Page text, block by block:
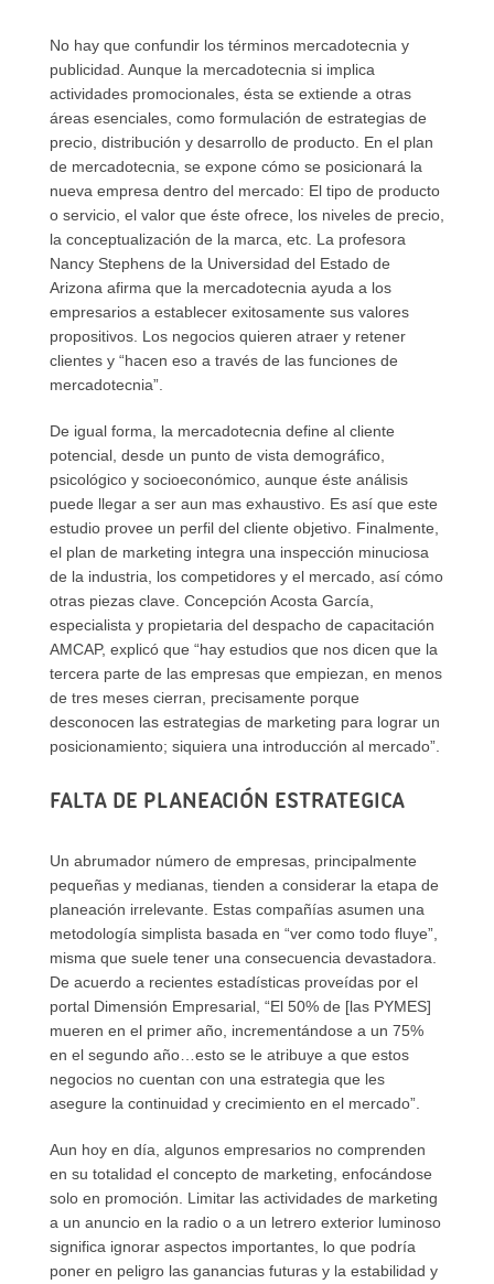
No hay que confundir los términos mercadotecnia y
publicidad. Aunque la mercadotecnia si implica
actividades promocionales, ésta se extiende a otras
áreas esenciales, como formulación de estrategias de
precio, distribución y desarrollo de producto. En el plan
de mercadotecnia, se expone cómo se posicionará la
nueva empresa dentro del mercado: El tipo de producto
o servicio, el valor que éste ofrece, los niveles de precio,
la conceptualización de la marca, etc. La profesora
Nancy Stephens de la Universidad del Estado de
Arizona afirma que la mercadotecnia ayuda a los
empresarios a establecer exitosamente sus valores
propositivos. Los negocios quieren atraer y retener
clientes y “hacen eso a través de las funciones de
mercadotecnia”.
De igual forma, la mercadotecnia define al cliente
potencial, desde un punto de vista demográfico,
psicológico y socioeconómico, aunque éste análisis
puede llegar a ser aun mas exhaustivo. Es así que este
estudio provee un perfil del cliente objetivo. Finalmente,
el plan de marketing integra una inspección minuciosa
de la industria, los competidores y el mercado, así cómo
otras piezas clave. Concepción Acosta García,
especialista y propietaria del despacho de capacitación
AMCAP, explicó que “hay estudios que nos dicen que la
tercera parte de las empresas que empiezan, en menos
de tres meses cierran, precisamente porque
desconocen las estrategias de marketing para lograr un
posicionamiento; siquiera una introducción al mercado”.
FALTA DE PLANEACIÓN ESTRATEGICA
Un abrumador número de empresas, principalmente
pequeñas y medianas, tienden a considerar la etapa de
planeación irrelevante. Estas compañías asumen una
metodología simplista basada en “ver como todo fluye”,
misma que suele tener una consecuencia devastadora.
De acuerdo a recientes estadísticas proveídas por el
portal Dimensión Empresarial, “El 50% de [las PYMES]
mueren en el primer año, incrementándose a un 75%
en el segundo año…esto se le atribuye a que estos
negocios no cuentan con una estrategia que les
asegure la continuidad y crecimiento en el mercado”.
Aun hoy en día, algunos empresarios no comprenden
en su totalidad el concepto de marketing, enfocándose
solo en promoción. Limitar las actividades de marketing
a un anuncio en la radio o a un letrero exterior luminoso
significa ignorar aspectos importantes, lo que podría
poner en peligro las ganancias futuras y la estabilidad y